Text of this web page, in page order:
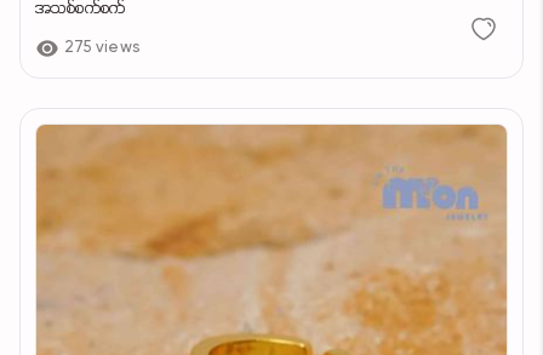
အသစ်စက်စက်
275 views